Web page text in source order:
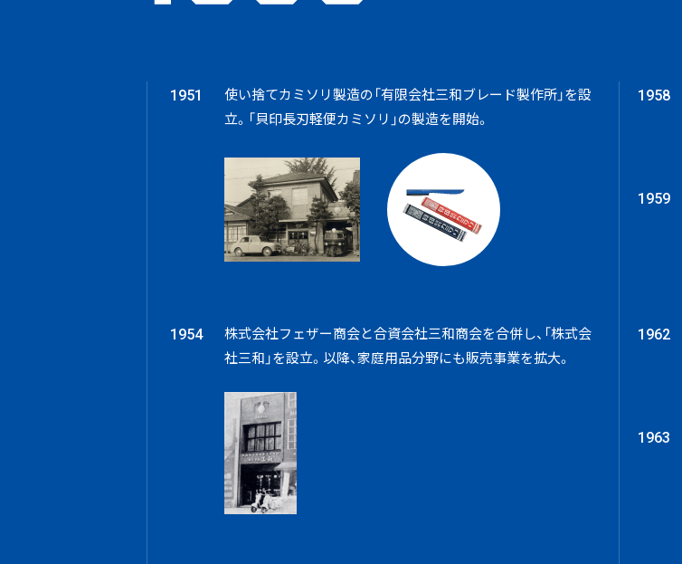
1951
使い捨てカミソリ製造の「有限会社三和ブレード製作所」を設
立。 「貝印長刃軽便カミソリ」の製造を開始。
1954
株式会社フェザー商会と合資会社三和商会を合併し、「株式会
社三和」を設立。 以降、家庭用品分野にも販売事業を拡大。
1958
1959
1962
1963